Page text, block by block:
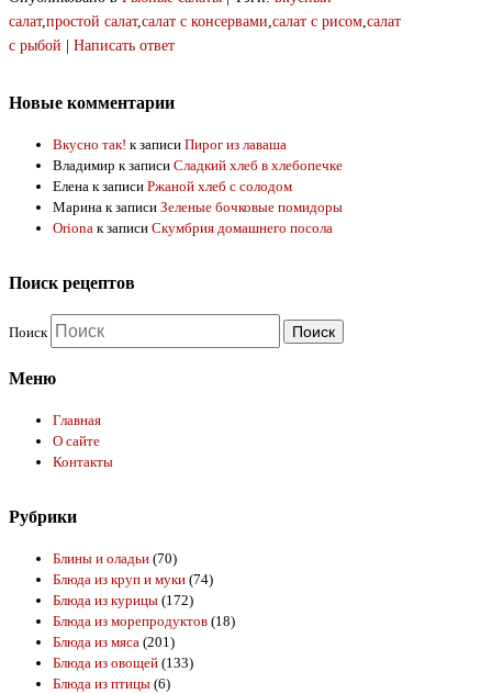
салат, простой салат, салат с консервами салат с рисом салат
с рыбой | Написать ответ
Новые комментарии
Вкусно так! к записи Пирог из лаваша
Владимир к записи Сладкий хлеб в хлебопечке
Елена к записи Ржаной хлеб с солодом
Марина к записи Зеленые бочковые помидоры
Oriona к записи Скумбрия домашнего посола
Поиск рецептов
Поиск
Меню
Главная
О сайте
Контакты
Рубрики
Блины и оладьи (70)
Блюда из круп и муки (74)
Блюда из курицы (172)
Блюда из морепродуктов (18)
Блюда из мяса (201)
Блюда из овощей (133)
Блюда из птицы (6)